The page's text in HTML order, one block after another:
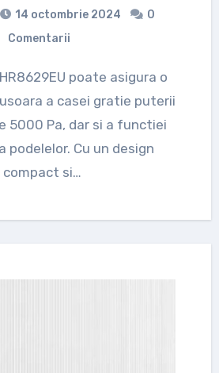
14 octombrie 2024
0
Comentarii
a casei gratie puterii
5000 Pa, dar si a functiei
podelelor. Cu un design
compact si…